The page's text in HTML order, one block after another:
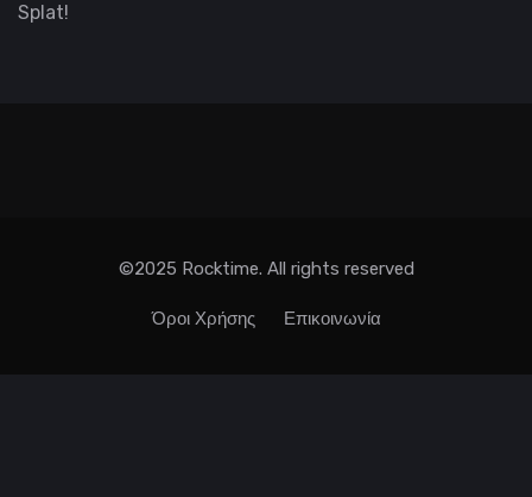
Splat!
©2025 Rocktime. All rights reserved
Όροι Χρήσης Επικοινωνία